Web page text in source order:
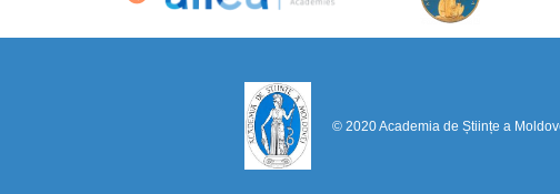
© 2020 Academia de Științe a